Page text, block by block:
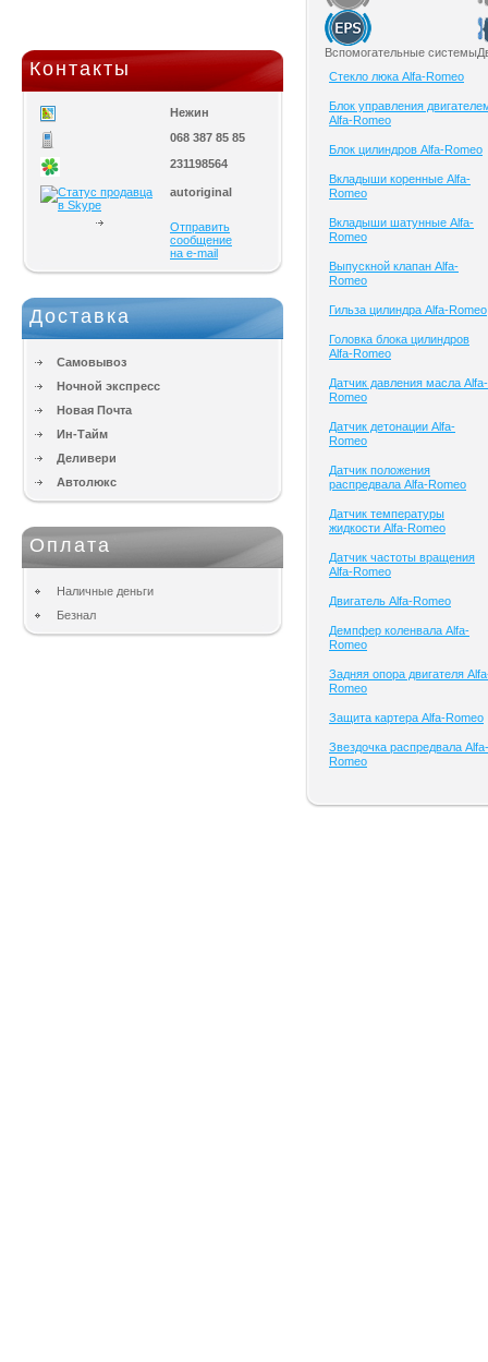
Контакты
Нежин
068 387 85 85
231198564
autoriginal
Отправить
сообщение
на e-mail
Доставка
Самовывоз
Ночной экспресс
Новая Почта
Ин-Тайм
Деливери
Автолюкс
Оплата
Наличные деньги
Безнал
Вспомогательные системы
Cтекло люка Alfa-Romeo
Блок управления
Alfa-Romeo
Блок цилиндров Alfa-Romeo
Вкладыши коренные Alfa-
Romeo
Вкладыши шатунные Alfa-
Romeo
Выпускной клапан Alfa-
Romeo
Гильза цилиндра Alfa-Romeo
Головка блока цилиндров
Alfa-Romeo
Датчик давления масла Alfa-
Romeo
Датчик детонации Alfa-
Romeo
Датчик положения
распредвала Alfa-Romeo
Датчик температуры
жидкости Alfa-Romeo
Датчик частоты вращения
Alfa-Romeo
Двигатель Alfa-Romeo
Демпфер коленвала Alfa-
Romeo
Задняя опора двигателя
Romeo
Защита картера Alfa-Romeo
Звездочка распредвала Alfa-
Romeo